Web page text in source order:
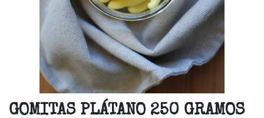
GOMITAS PLÁTANO 250 GRAMOS